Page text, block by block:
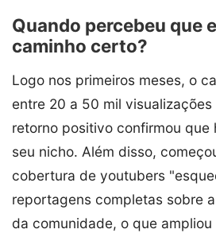
Quando percebeu que
caminho certo?
Logo nos primeiros meses, o
entre 20 a 50 mil visualizações
retorno positivo confirmou que
seu nicho. Além disso,
cobertura de youtubers
reportagens completas sobre
da comunidade, o que ampliou